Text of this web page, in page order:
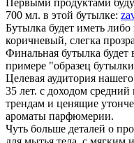
Первыми продуктами
700 мл. в этой бутылке:
Бутылка будет иметь
коричневый, слегка
Финальная бутылка будет
примере "образец
Целевая аудитория
35 лет. с доходом
трендам и ценящие
ароматы парфюмерии.
Чуть больше деталей о